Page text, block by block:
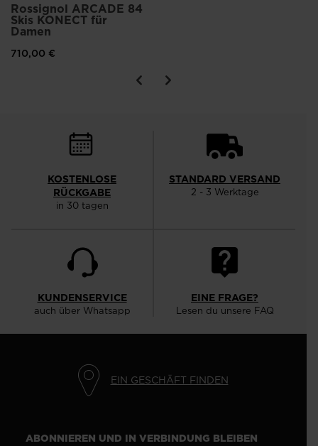
Rossignol ARCADE 84
Skis KONECT für
Damen
710,00 €
KOSTENLOSE
RÜCKGABE
in 30 tagen
STANDARD VERSAND
2 - 3 Werktage
KUNDENSERVICE
auch über Whatsapp
EINE FRAGE?
Lesen du unsere FAQ
EIN GESCHÄFT FINDEN
ABONNIEREN UND IN VERBINDUNG BLEIBEN